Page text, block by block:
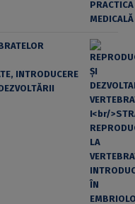
INTRODUCERE